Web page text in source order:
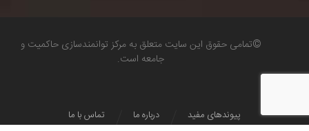
©تمامی حقوق این سایت متعلق به مرکز توانمندسازی حاکمیت و
جامعه است.
تماس با ما درباره ما پیوندهای مفید